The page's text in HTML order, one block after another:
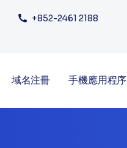
+852-2461 2188
域名注冊 手機應用程序